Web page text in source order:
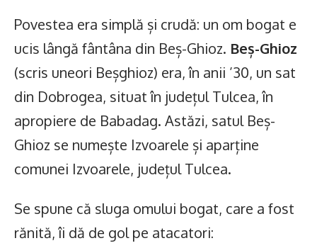
Povestea era simplă și crudă: un om bogat e
ucis lângă fântâna din Beș-Ghioz. Beș-Ghioz
(scris uneori Beșghioz) era, în anii ’30, un sat
din Dobrogea, situat în județul Tulcea, în
apropiere de Babadag. Astăzi, satul Beș-
Ghioz se numește Izvoarele și aparține
comunei Izvoarele, județul Tulcea.
Se spune că sluga omului bogat, care a fost
rănită, îi dă de gol pe atacatori: